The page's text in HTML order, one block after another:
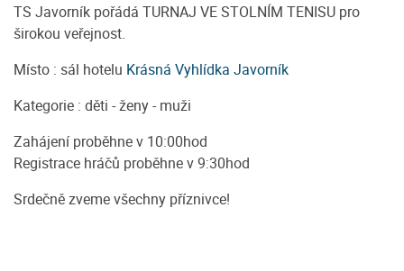
TS Javorník pořádá TURNAJ VE STOLNÍM TENISU pro
širokou veřejnost.
Místo : sál hotelu Krásná Vyhlídka Javorník
Kategorie : děti - ženy - muži
Zahájení proběhne v 10:00hod
Registrace hráčů proběhne v 9:30hod
Srdečně zveme všechny příznivce!